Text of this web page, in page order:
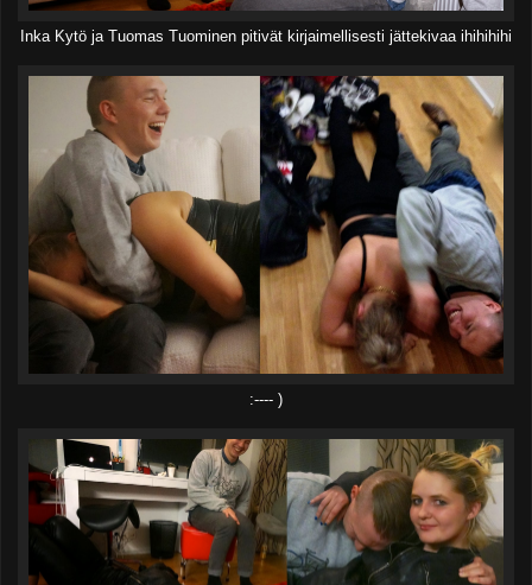
Inka Kytö ja Tuomas Tuominen pitivät kirjaimellisesti jättekivaa ihihihihi
:---- )